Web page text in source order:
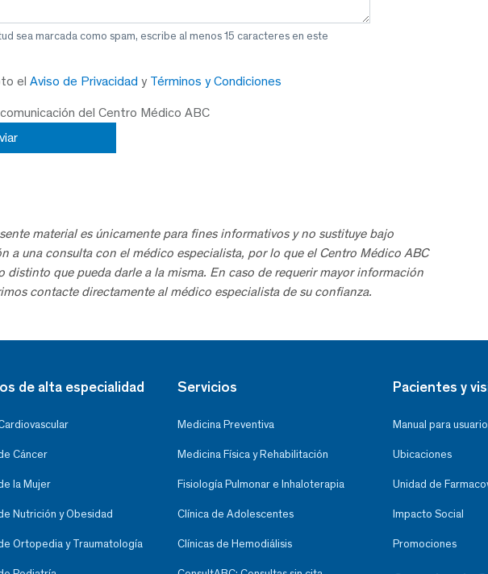
sea marcada como spam, escribe al menos 15 caracteres en este
el Aviso de Privacidad y Términos y Condiciones
del Centro Médico ABC
material es únicamente para fines informativos y no sustituye bajo
a una consulta con el médico especialista, por lo que el Centro Médico ABC
distinto que pueda darle a la misma. En caso de requerir mayor información
contacte directamente al médico especialista de su confianza.
de alta especialidad
Cáncer
la Mujer
Nutrición y Obesidad
Ortopedia y Traumatología
Servicios
Medicina Preventiva
Medicina Física y Rehabilitación
Fisiología Pulmonar e Inhaloterapia
Clínica de Adolescentes
Clínicas de Hemodiálisis
Pacientes y
Manual para
Ubicaciones
Unidad de
Impacto Social
Promociones